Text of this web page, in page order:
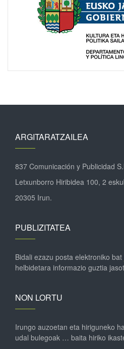
ARGITARATZAILEA
837 Comunicación y Publicidad
Letxunborro Hiribidea 100, 2
20305 Irun.
PUBLIZITATEA
Bidali ezazu posta elektroniko bat
helbidetara informazio guztia
NON LORTU
Irungo auzoetan eta hiriguneko
udal bulegoak … baita hiriko